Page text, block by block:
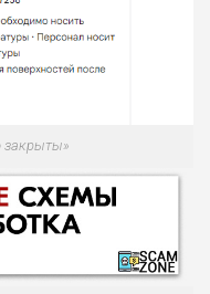
закрыты»